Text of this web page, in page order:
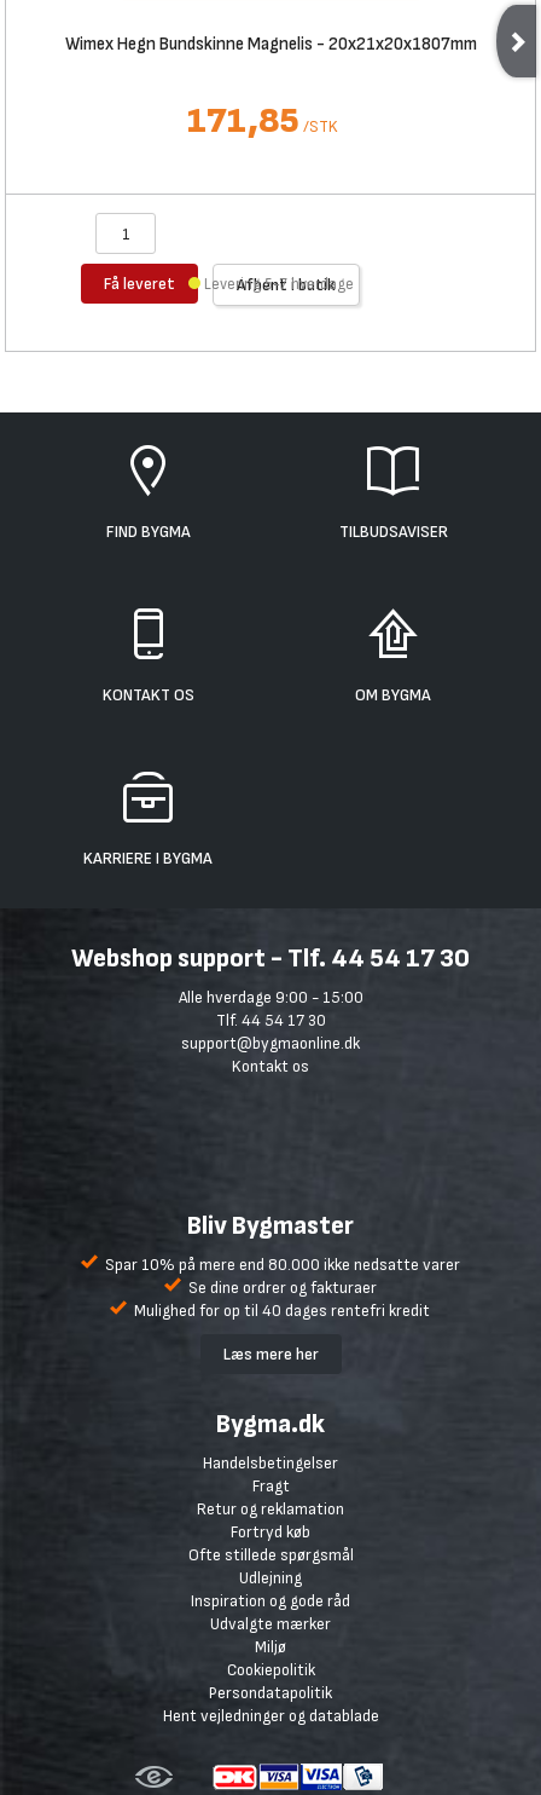
Wimex Hegn Bundskinne Magnelis - 20x21x20x1807mm
171,85 /STK
Få leveret Afhent i butik
Levering 5-7 hverdage
FIND BYGMA TILBUDSAVISER
KONTAKT OS OM BYGMA
KARRIERE I BYGMA
Webshop support - Tlf. 44 54 17 30
Alle hverdage 9:00 - 15:00
Tlf. 44 54 17 30
support@bygmaonline.dk
Kontakt os
Bliv Bygmaster
Spar 10% på mere end 80.000 ikke nedsatte varer
Se dine ordrer og fakturaer
Mulighed for op til 40 dages rentefri kredit
Læs mere her
Bygma.dk
Handelsbetingelser
Fragt
Retur og reklamation
Fortryd køb
Ofte stillede spørgsmål
Udlejning
Inspiration og gode råd
Udvalgte mærker
Miljø
Cookiepolitik
Persondatapolitik
Hent vejledninger og datablade